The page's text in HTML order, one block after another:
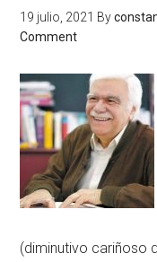
19 julio, 2021 By
Comment
(diminutivo cariñoso